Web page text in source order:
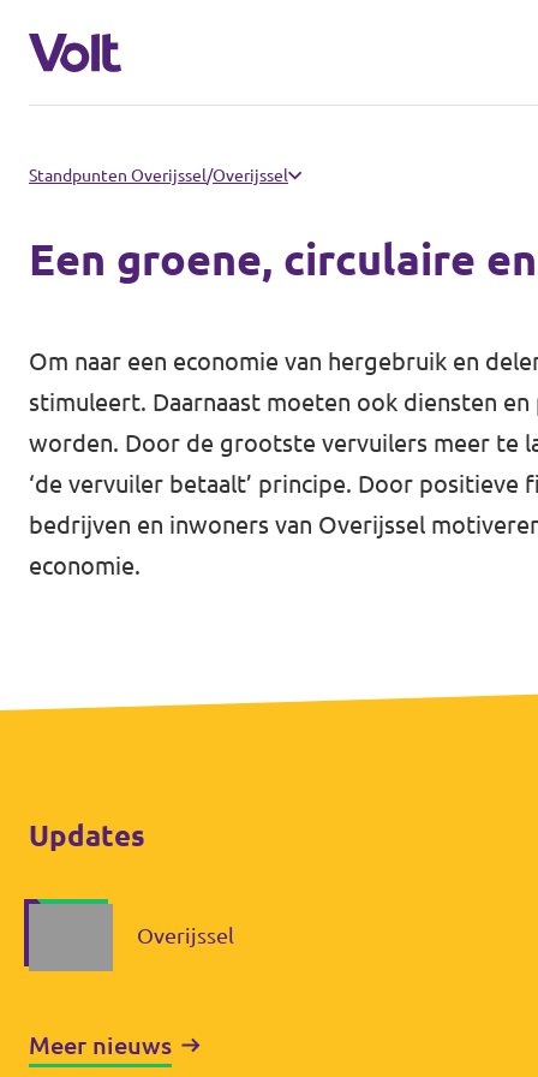
Communities
Volt Almelo
Volt Enschede
Volt Hengelo
Volt Zwolle
Standpunten
Over Volt
Nieuws
Agenda
Gemeenteraadsverkiezingen 2026
Voor leden
Vacatures
Standpunten Overijssel/Overijssel
Een groene, circulaire
Om naar een economie van hergebruik en
stimuleert. Daarnaast moeten ook diensten
worden. Door de grootste vervuilers meer te
‘de vervuiler betaalt’ principe. Door
bedrijven en inwoners van Overijssel
economie.
Updates
Overijssel
Meer nieuws